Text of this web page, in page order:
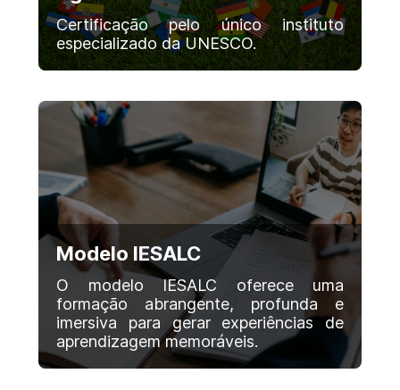
Certificação pelo único instituto
especializado da UNESCO.
Modelo IESALC
O modelo IESALC oferece uma
formação abrangente, profunda e
imersiva para gerar experiências de
aprendizagem memoráveis.